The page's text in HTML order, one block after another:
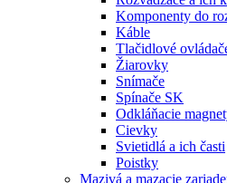
Komponenty do
Káble
Tlačidlové
Žiarovky
Snímače
Spínače SK
Odkláňacie
Cievky
Svietidlá a ich časti
Poistky
Mazivá a mazacie